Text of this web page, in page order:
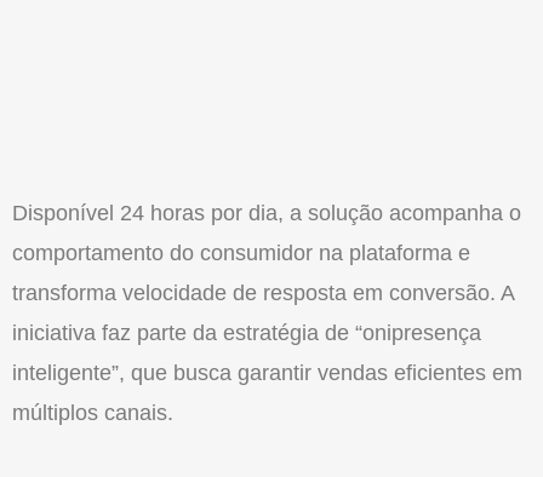
Disponível 24 horas por dia, a solução acompanha o
comportamento do consumidor na plataforma e
transforma velocidade de resposta em conversão. A
iniciativa faz parte da estratégia de “onipresença
inteligente”, que busca garantir vendas eficientes em
múltiplos canais.